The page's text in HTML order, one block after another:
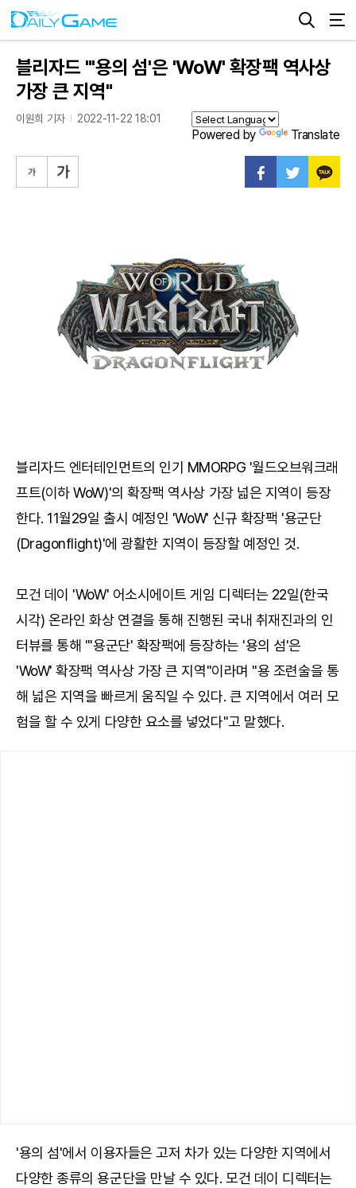
블리자드 "'용의 섬'은 'WoW' 확장팩 역사상
가장 큰 지역"
이원희 기자 2022-11-22 18:01
Powered by Translate
블리자드 엔터테인먼트의 인기 MMORPG '월드오브워크래
프트(이하 WoW)'의 확장팩 역사상 가장 넓은 지역이 등장
한다. 11월29일 출시 예정인 'WoW' 신규 확장팩 '용군단
(Dragonflight)'에 광활한 지역이 등장할 예정인 것.
모건 데이 'WoW' 어소시에이트 게임 디렉터는 22일(한국
시각) 온라인 화상 연결을 통해 진행된 국내 취재진과의 인
터뷰를 통해 "'용군단' 확장팩에 등장하는 '용의 섬'은
'WoW' 확장팩 역사상 가장 큰 지역"이라며 "용 조련술을 통
해 넓은 지역을 빠르게 움직일 수 있다. 큰 지역에서 여러 모
험을 할 수 있게 다양한 요소를 넣었다"고 말했다.
'용의 섬'에서 이용자들은 고저 차가 있는 다양한 지역에서
다양한 종류의 용군단을 만날 수 있다. 모건 데이 디렉터는